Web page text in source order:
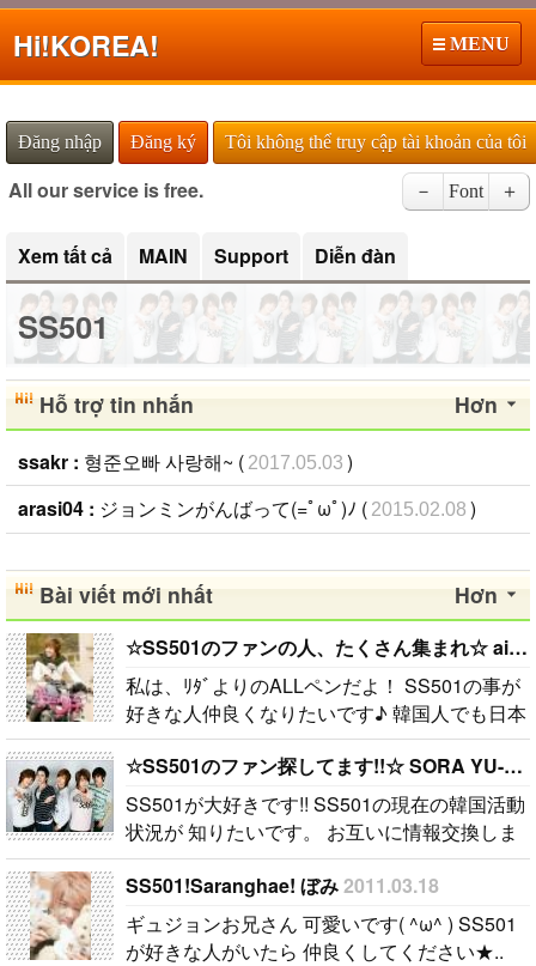
Hi!KOREA! MENU
Đăng nhập Đăng ký Tôi không thể truy cập tài khoản của tôi
All our service is free. － Font ＋
Xem tất cả MAIN Support Diễn đàn
SS501
Hơn
Hỗ trợ tin nhắn
ssakr : 형준오빠 사랑해~ ( 2017.05.03 )
arasi04 : ジョンミンがんばって(=ﾟωﾟ)ﾉ ( 2015.02.08 )
Hơn
Bài viết mới nhất
☆SS501のファンの人、たくさん集まれ☆ aiko
私は、ﾘﾀﾞよりのALLペンだよ！ SS501の事が
好きな人仲良くなりたいです♪ 韓国人でも日本
人でも仲良くなりたいです♪..
☆SS501のファン探してます!!☆ SORA YU-HI
SS501が大好きです!! SS501の現在の韓国活動
状況が 知りたいです。 お互いに情報交換しま
せんか？ SS501が好きな皆さん 沢山お話しし
ましょう♪ I like SS501. Korea activities as of a
thing of SS50..
SS501!Saranghae! ぼみ 2011.03.18
ギュジョンお兄さん 可愛いです( ^ω^ ) SS501
が好きな人がいたら 仲良くしてください★..